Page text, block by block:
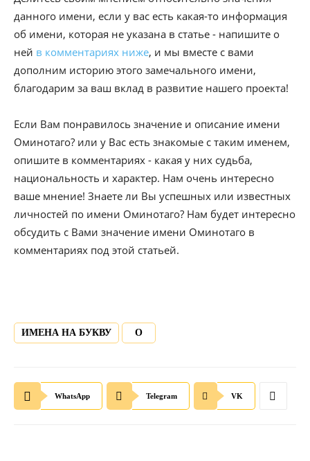
данного имени, если у вас есть какая-то информация
об имени, которая не указана в статье - напишите о
ней в комментариях ниже, и мы вместе с вами
дополним историю этого замечального имени,
благодарим за ваш вклад в развитие нашего проекта!
Если Вам понравилось значение и описание имени
Оминотаго? или у Вас есть знакомые с таким именем,
опишите в комментариях - какая у них судьба,
национальность и характер. Нам очень интересно
ваше мнение! Знаете ли Вы успешных или известных
личностей по имени Оминотаго? Нам будет интересно
обсудить с Вами значение имени Оминотаго в
комментариях под этой статьей.
ИМЕНА НА БУКВУ О
WhatsApp Telegram VK